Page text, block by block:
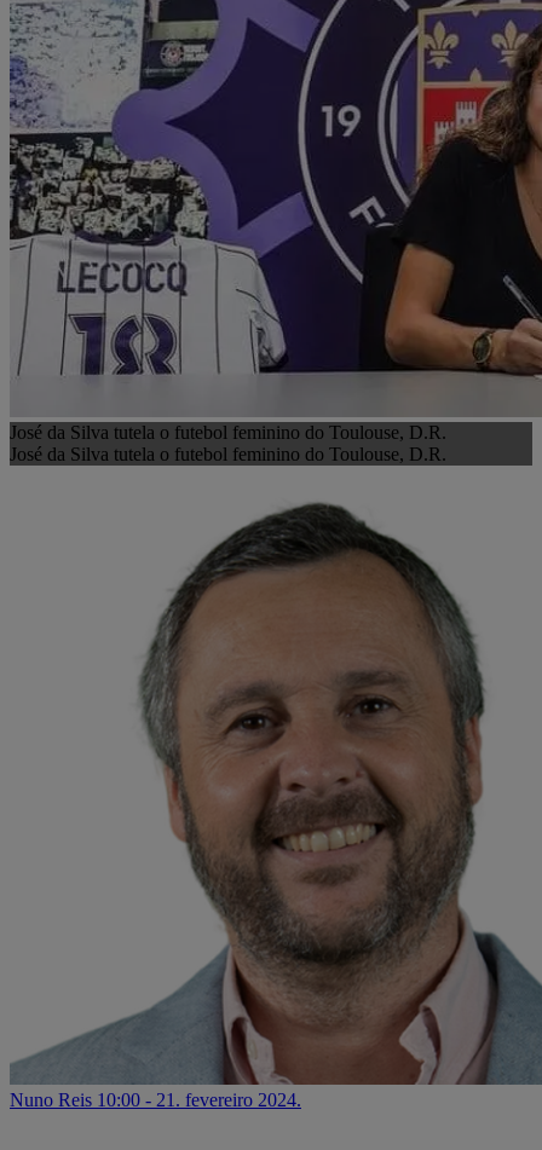
José da Silva tutela o futebol feminino do Toulouse, D.R.
José da Silva tutela o futebol feminino do Toulouse, D.R.
Nuno Reis 10:00 - 21. fevereiro 2024.